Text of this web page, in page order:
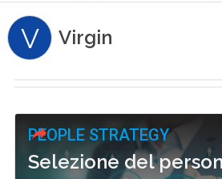
V Virgin
PEOPLE STRATEGY
Selezione del